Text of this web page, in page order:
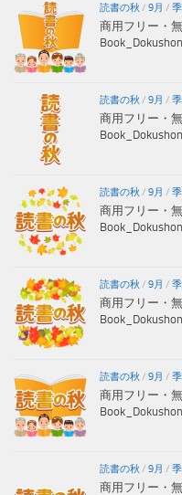
読書の秋 / 9月 /
商用フリー・
読書の秋 / 9月 /
商用フリー・
読書の秋 / 9月 /
商用フリー・
読書の秋 / 9月 /
商用フリー・
読書の秋 / 9月 /
商用フリー・
読書の秋 / 9月 /
商用フリー・